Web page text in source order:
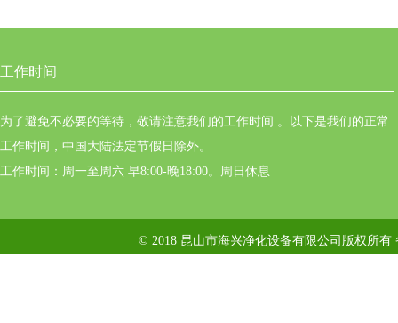
工作时间
为了避免不必要的等待，敬请注意我们的工作时间 。以下是我们的正常
工作时间，中国大陆法定节假日除外。
工作时间：周一至周六 早8:00-晚18:00。周日休息
© 2018 昆山市海兴净化设备有限公司版权所有